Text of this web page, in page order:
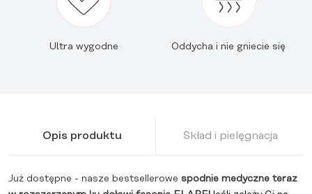
Ultra wygodne Oddycha i nie gniecie się
Opis produktu Skład i pielęgnacja
Już dostępne - nasze bestsellerowe spodnie medyczne teraz